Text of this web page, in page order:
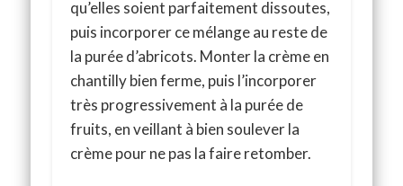
qu’elles soient parfaitement dissoutes,
puis incorporer ce mélange au reste de
la purée d’abricots. Monter la crème en
chantilly bien ferme, puis l’incorporer
très progressivement à la purée de
fruits, en veillant à bien soulever la
crème pour ne pas la faire retomber.